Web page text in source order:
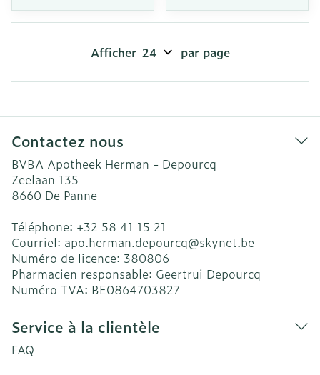
Afficher par page
Contactez nous
BVBA Apotheek Herman - Depourcq
Zeelaan 135
8660 De Panne
Téléphone: +32 58 41 15 21
Courriel: apo.herman.depourcq@skynet.be
Numéro de licence: 380806
Pharmacien responsable: Geertrui Depourcq
Numéro TVA: BE0864703827
Service à la clientèle
FAQ